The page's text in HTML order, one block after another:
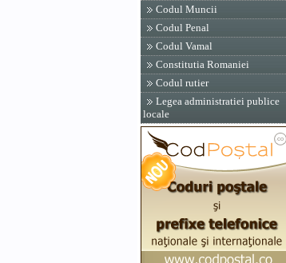
Codul Muncii
Codul Penal
Codul Vamal
Constitutia Romaniei
Codul rutier
Legea administratiei publice
locale